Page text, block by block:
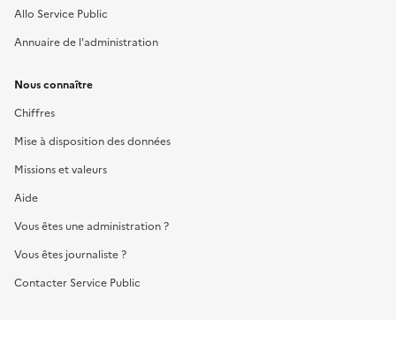
Allo Service Public
Annuaire de l'administration
Nous connaître
Chiffres
Mise à disposition des données
Missions et valeurs
Aide
Vous êtes une administration ?
Vous êtes journaliste ?
Contacter Service Public